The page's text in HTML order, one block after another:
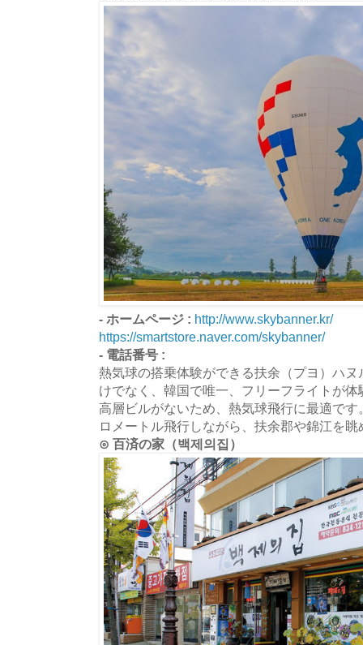
- ホームページ : http://www.skybanner.kr/
https://smartstore.naver.com/skybanner/
- 電話番号 :
熱気球の搭乗体験ができる扶余（プヨ）ハ
けでなく、韓国で唯一、フリーフライトが
高層ビルがないため、熱気球飛行に最適で
ロメートル飛行しながら、扶余郡や錦江を
⊙ 百済の家（백제의집）